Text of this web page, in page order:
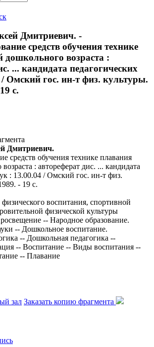
Дмитриевич. -
средств обучения технике
дошкольного возраста :
... кандидата педагогических
Омский гос. ин-т физ. культуры.
с.
Дмитриевич.
средств обучения технике плавания
: автореферат дис. ... кандидата
: 13.00.04 / Омский гос. ин-т физ.
- 19 с.
воспитания, спортивной
физической культуры
-- Народное образование.
-- Дошкольное воспитание.
-- Дошкольная педагогика --
-- Воспитание -- Виды воспитания --
-- Плавание
зал Заказать копию фрагмента